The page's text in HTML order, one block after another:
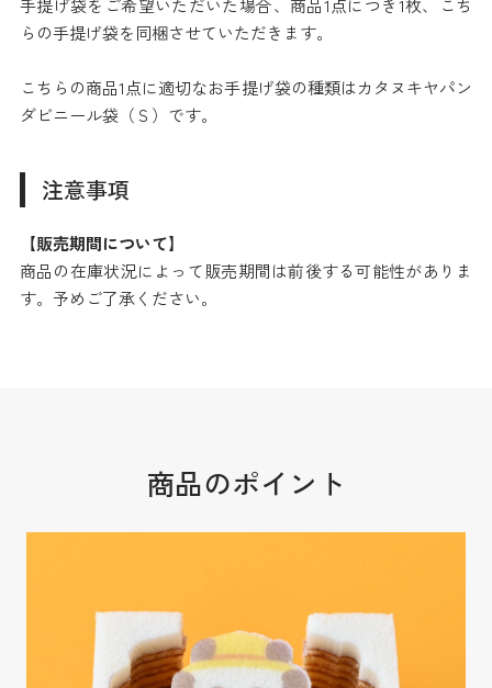
手提げ袋をご希望いただいた場合、商品1点につき1枚、こち
らの手提げ袋を同梱させていただきます。
こちらの商品1点に適切なお手提げ袋の種類はカタヌキヤパン
ダビニール袋（Ｓ）です。
注意事項
【販売期間について】
商品の在庫状況によって販売期間は前後する可能性がありま
す。予めご了承ください。
商品のポイント